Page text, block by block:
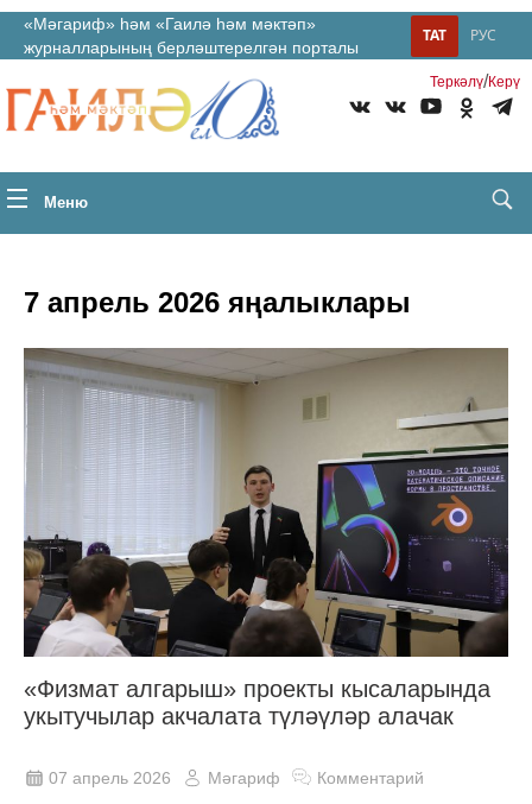
«Мәгариф» һәм «Гаилә һәм мәктәп»
журналларының берләштерелгән порталы
РУС
ТАТ
Теркəлү/Керү
Меню
7 апрель 2026 яңалыклары
«Физмат алгарыш» проекты кысаларында
укытучылар акчалата түләүләр алачак
07 апрель 2026 Мәгариф Комментарий